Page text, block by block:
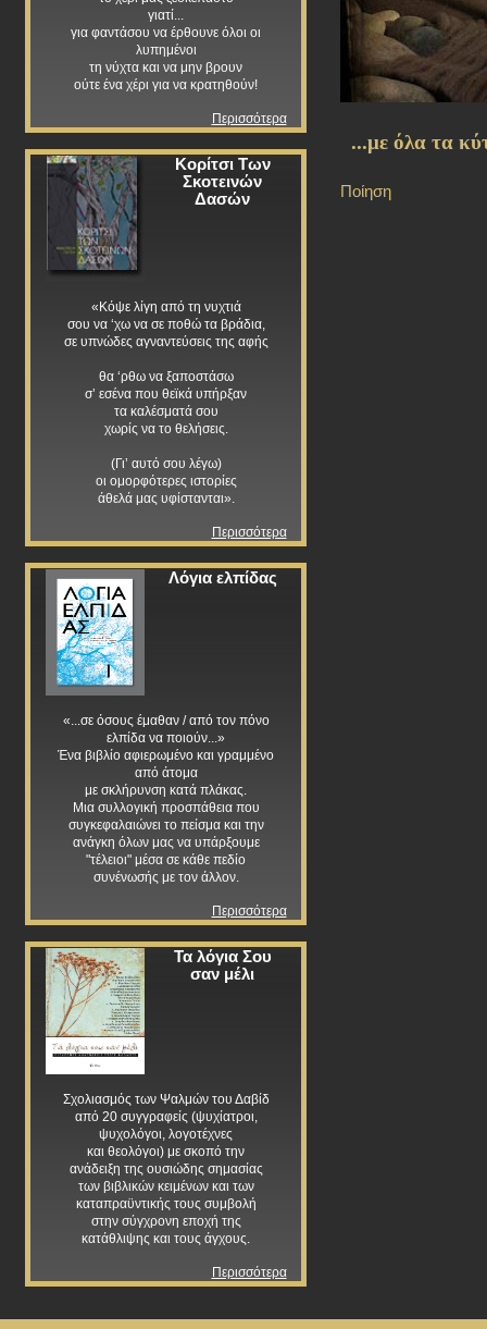
γιατί...
για φαντάσου να έρθουνε όλοι οι
λυπημένοι
τη νύχτα και να μην βρουν
ούτε ένα χέρι για να κρατηθούν!
Περισσότερα
Κορίτσι Των
Σκοτεινών
Δασών
«Κόψε λίγη από τη νυχτιά
σου να ‘χω να σε ποθώ τα βράδια,
σε υπνώδες αγναντεύσεις της αφής
θα ‘ρθω να ξαποστάσω
σ’ εσένα που θεϊκά υπήρξαν
τα καλέσματά σου
χωρίς να το θελήσεις.
(Γι’ αυτό σου λέγω)
οι ομορφότερες ιστορίες
άθελά μας υφίστανται».
Περισσότερα
Λόγια ελπίδας
«...σε όσους έμαθαν / από τον πόνο
ελπίδα να ποιούν...»
Ένα βιβλίο αφιερωμένο και γραμμένο
από άτομα
με σκλήρυνση κατά πλάκας.
Μια συλλογική προσπάθεια που
συγκεφαλαιώνει το πείσμα και την
ανάγκη όλων μας να υπάρξουμε
"τέλειοι" μέσα σε κάθε πεδίο
συνένωσής με τον άλλον.
Περισσότερα
Τα λόγια Σου
σαν μέλι
Σχολιασμός των Ψαλμών του Δαβίδ
από 20 συγγραφείς (ψυχίατροι,
ψυχολόγοι, λογοτέχνες
και θεολόγοι) με σκοπό την
ανάδειξη της ουσιώδης σημασίας
των βιβλικών κειμένων και των
καταπραϋντικής τους συμβολή
στην σύγχρονη εποχή της
κατάθλιψης και τους άγχους.
Περισσότερα
...με όλα τα
Ποίηση